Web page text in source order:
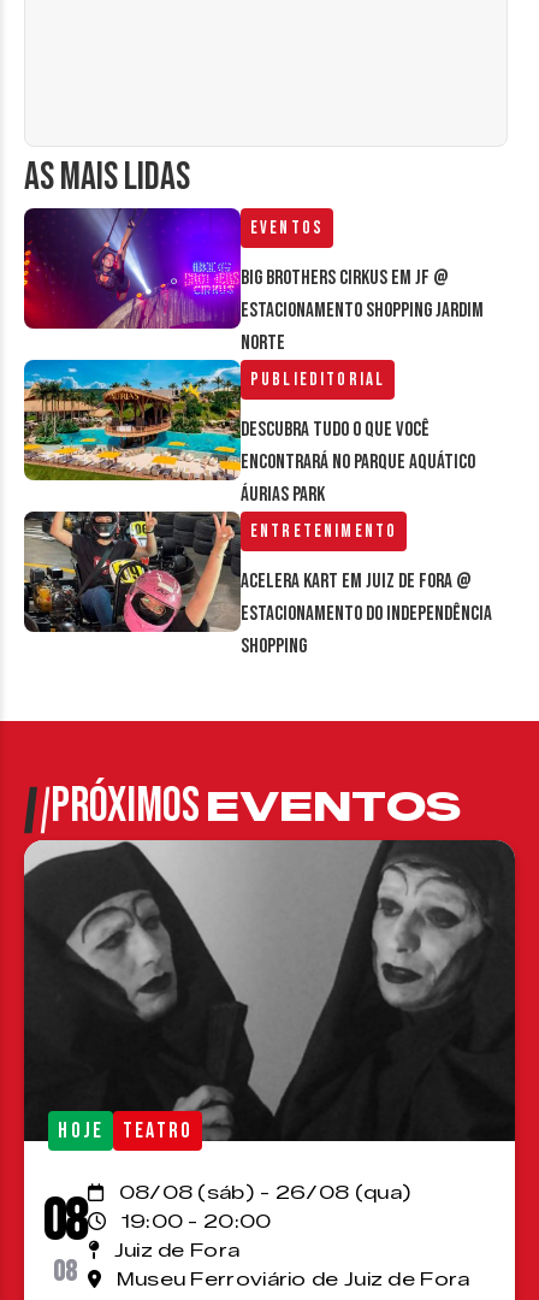
AS MAIS LIDAS
Eventos
Big Brothers Cirkus em JF @
estacionamento Shopping Jardim
Norte
Publieditorial
Descubra tudo o que você
encontrará no parque aquático
Áurias Park
Entretenimento
Acelera Kart em Juiz de Fora @
estacionamento do Independência
Shopping
PRÓXIMOSEVENTOS
HOJE TEATRO
08
08
08/08 (sáb) - 26/08 (qua)
19:00 - 20:00
Juiz de Fora
Museu Ferroviário de Juiz de Fora